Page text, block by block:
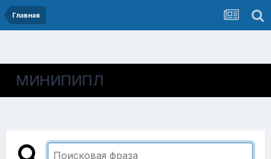
Главная
МИНИПИПЛ